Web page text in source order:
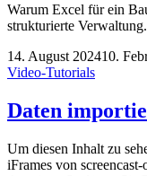
Warum Excel für ein
strukturierte
14. August 202410.
Video-Tutorials
Daten
Um diesen Inhalt zu
iFrames von